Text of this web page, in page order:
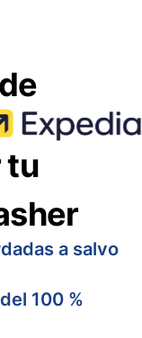
tu
a salvo
100 %